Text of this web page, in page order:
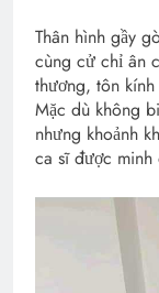
Thân hình gầy
cùng cử chỉ ân
thương, tôn
Mặc dù không
nhưng khoảnh
ca sĩ được minh